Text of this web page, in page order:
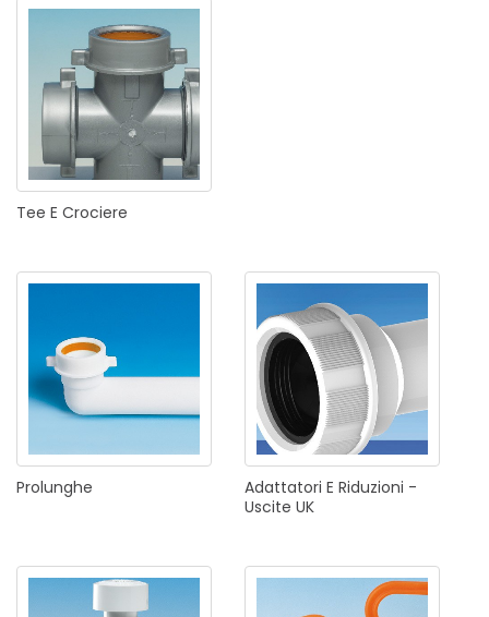
Tee E Crociere
Prolunghe Adattatori E Riduzioni -
Uscite UK